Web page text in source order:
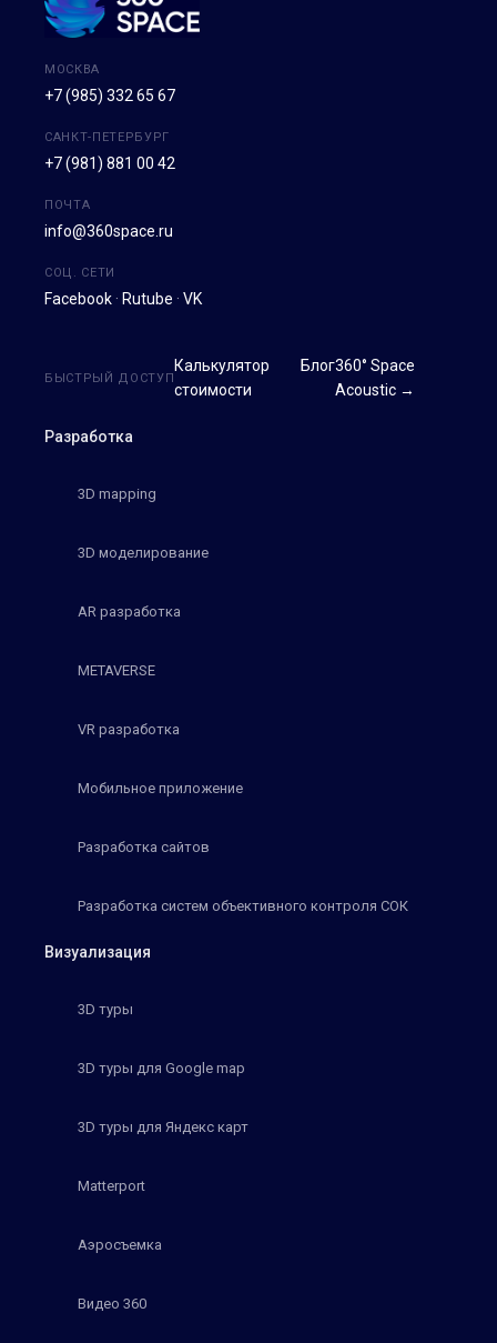
МОСКВА
+7 (985) 332 65 67
САНКТ-ПЕТЕРБУРГ
+7 (981) 881 00 42
ПОЧТА
info@360space.ru
СОЦ. СЕТИ
Facebook · Rutube · VK
Разработка
3D mapping
3D моделирование
AR разработка
METAVERSE
VR разработка
Мобильное приложение
Разработка сайтов
Разработка систем объективного контроля СОК
Визуализация
3D туры
3D туры для Google map
3D туры для Яндекс карт
Matterport
Аэросъемка
Видео 360
БЫСТРЫЙ ДОСТУП
Калькулятор
стоимости
Блог360° Space
Acoustic →